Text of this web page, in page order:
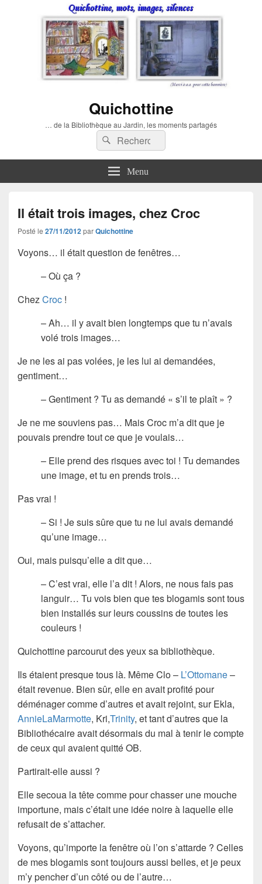
Quichottine
… de la Bibliothèque au Jardin, les moments partagés
Recherche :
Rechercher
Menu
Il était trois images, chez Croc
Posté le 27/11/2012 parQuichottine
Voyons… il était question de fenêtres…
– Où ça ?
Chez Croc !
– Ah… il y avait bien longtemps que tu n’avais
volé trois images…
Je ne les ai pas volées, je les lui ai demandées,
gentiment…
– Gentiment ? Tu as demandé « s’il te plaît » ?
Je ne me souviens pas… Mais Croc m’a dit que je
pouvais prendre tout ce que je voulais…
– Elle prend des risques avec toi ! Tu demandes
une image, et tu en prends trois…
Pas vrai !
– Si ! Je suis sûre que tu ne lui avais demandé
qu’une image…
Oui, mais puisqu’elle a dit que…
– C’est vrai, elle l’a dit ! Alors, ne nous fais pas
languir… Tu vois bien que tes blogamis sont tous
bien installés sur leurs coussins de toutes les
couleurs !
Quichottine parcourut des yeux sa bibliothèque.
Ils étaient presque tous là. Même Clo – L’Ottomane–
était revenue. Bien sûr, elle en avait profité pour
déménager comme d’autres et avait rejoint, sur Ekla,
AnnieLaMarmotte, Kri,Trinity, et tant d’autres que la
Bibliothécaire avait désormais du mal à tenir le compte
de ceux qui avaient quitté OB.
Partirait-elle aussi ?
Elle secoua la tête comme pour chasser une mouche
importune, mais c’était une idée noire à laquelle elle
refusait de s’attacher.
Voyons, qu’importe la fenêtre où l’on s’attarde ? Celles
de mes blogamis sont toujours aussi belles, et je peux
m’y pencher d’un côté ou de l’autre…